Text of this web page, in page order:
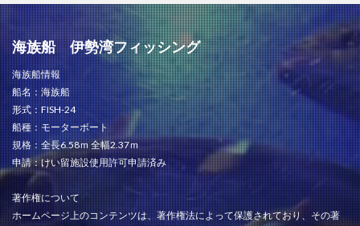
海族船 伊勢湾フィッシング
海族船情報
船名：海族船
形式：FISH-24
船種：モーターボート
規格：全長6.58ｍ 全幅2.37ｍ
申請：けい留施設使用許可申請済み
著作権について
ホームページ上のコンテンツは、著作権法によって保護されており、その著